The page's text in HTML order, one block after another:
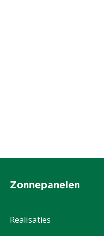
Zonnepanelen
Realisaties